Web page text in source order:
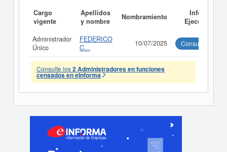
Cargo
vigente
Apellidos
y nombre
Nombramiento
Informe
Ejecutivo
Administrador
Único
FEDERICO
C...
10/07/2025 Consultar
Consulte los2 Administradores en funciones
censados en eInforma